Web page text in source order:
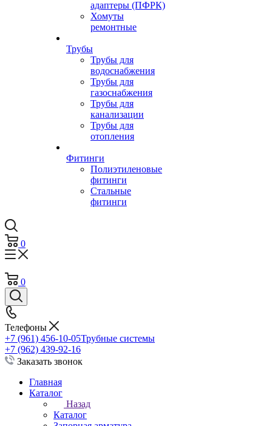
адаптеры (ПФРК)
Хомуты
ремонтные
Трубы
Трубы для
водоснабжения
Трубы для
газоснабжения
Трубы для
канализации
Трубы для
отопления
Фитинги
Полиэтиленовые
фитинги
Стальные
фитинги
0
0
Телефоны
+7 (961) 456-10-05Трубные системы
+7 (962) 439-92-16
Заказать звонок
Главная
Каталог
Назад
Каталог